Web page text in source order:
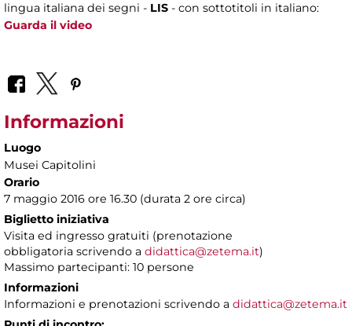
lingua italiana dei segni - LIS - con sottotitoli in italiano:
Guarda il video
Informazioni
Luogo
Musei Capitolini
Orario
7 maggio 2016 ore 16.30 (durata 2 ore circa)
Biglietto iniziativa
Visita ed ingresso gratuiti (prenotazione
obbligatoria scrivendo a didattica@zetema.it)
Massimo partecipanti: 10 persone
Informazioni
Informazioni e prenotazioni scrivendo a didattica@zetema.it